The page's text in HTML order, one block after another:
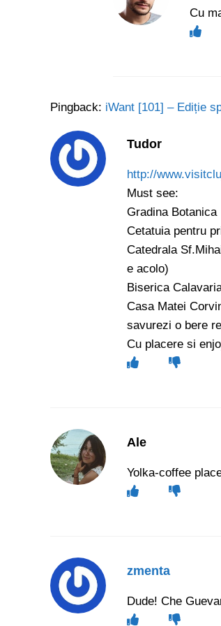
Cu
Pingback: iWant [101] – Ediție
Tudor
http://
Must see:
Gradina Botanica
Cetatuia pentru
Catedrala
e acolo)
Biserica
Casa Matei
savurezi o bere
Cu placere si
Ale
Yolka-coffee
zmenta
Dude! Che